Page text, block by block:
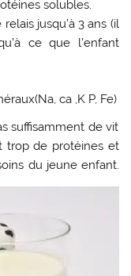
solubles.
jusqu’à 3 ans (il
ce que l’enfant
ca ,K P, Fe)
suffisamment de vit
trop de protéines et
du jeune enfant.